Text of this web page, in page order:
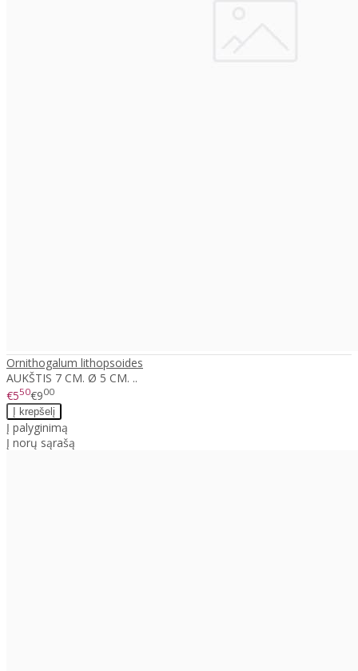
Ornithogalum lithopsoides
AUKŠTIS 7 CM. Ø 5 CM. ..
€550€900
Į palyginimą
Į norų sąrašą